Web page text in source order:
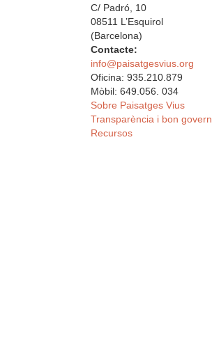
C/ Padró, 10
08511 L’Esquirol
(Barcelona)
Contacte:
info@paisatgesvius.org
Oficina: 935.210.879
Mòbil: 649.056. 034
Sobre Paisatges Vius
Transparència i bon govern
Recursos